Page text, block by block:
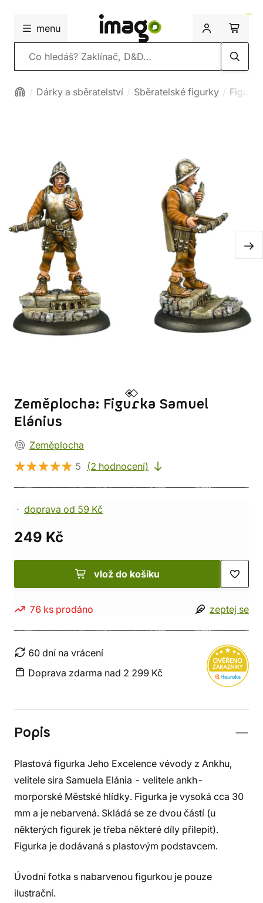
menu
Vyhledávání
Dárky a sběratelství Sběratelské figurky
Zeměplocha: Figurka Samuel
Elánius
Zeměplocha
5
(2 hodnocení)
doprava od 59 Kč
249 Kč
vlož do košíku
76 ks prodáno zeptej se
60 dní na vrácení
Doprava zdarma nad 2 299 Kč
Popis
Plastová figurka Jeho Excelence vévody z Ankhu,
velitele sira Samuela Elánia - velitele ankh-
morporské Městské hlídky. Figurka je vysoká cca 30
mm a je nebarvená. Skládá se ze dvou částí (u
některých figurek je třeba některé díly přilepit).
Figurka je dodávaná s plastovým podstavcem.
Úvodní fotka s nabarvenou figurkou je pouze
ilustrační.